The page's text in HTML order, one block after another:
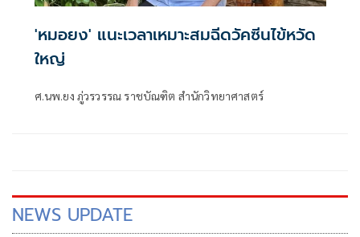
'หมอยง' แนะเวลาเหมาะสมฉีดวัคซีนไข้หวัด
ใหญ่
ศ.นพ.ยง ภู่วรวรรณ ราชบัณฑิต สำนักวิทยาศาสตร์
NEWS UPDATE